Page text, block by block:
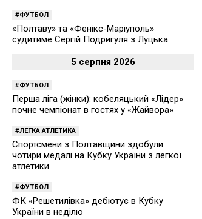
ФУТБОЛ
«Полтаву» та «Фенікс-Маріуполь»
судитиме Сергій Подригуля з Луцька
5 серпня 2026
ФУТБОЛ
Перша ліга (жінки): кобеляцький «Лідер»
почне чемпіонат в гостях у «Жайвора»
ЛЕГКА АТЛЕТИКА
Спортсмени з Полтавщини здобули
чотири медалі на Кубку України з легкої
атлетики
ФУТБОЛ
ФК «Решетилівка» дебютує в Кубку
України в неділю